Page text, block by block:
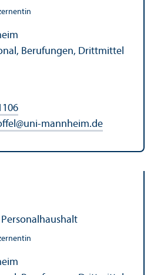
Berufungen, Drittmittel
@uni-mannheim.de